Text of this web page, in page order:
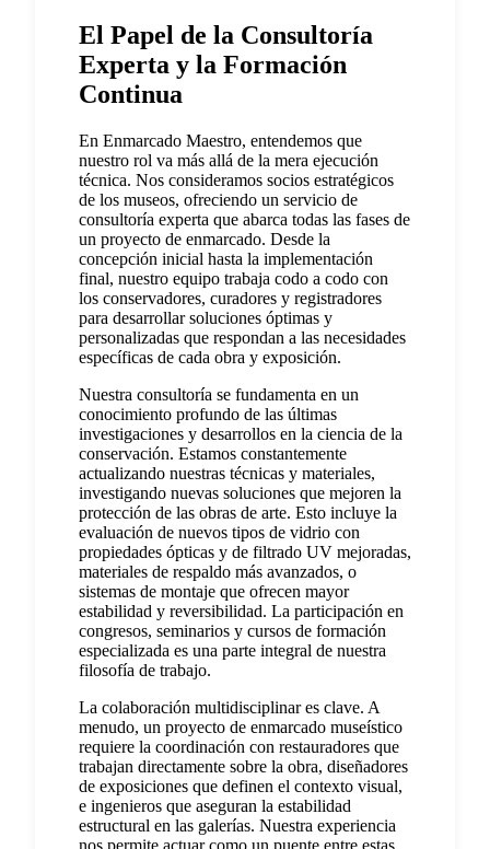
El Papel de la Consultoría
Experta y la Formación
Continua
En Enmarcado Maestro, entendemos que
nuestro rol va más allá de la mera ejecución
técnica. Nos consideramos socios estratégicos
de los museos, ofreciendo un servicio de
consultoría experta que abarca todas las fases de
un proyecto de enmarcado. Desde la
concepción inicial hasta la implementación
final, nuestro equipo trabaja codo a codo con
los conservadores, curadores y registradores
para desarrollar soluciones óptimas y
personalizadas que respondan a las necesidades
específicas de cada obra y exposición.
Nuestra consultoría se fundamenta en un
conocimiento profundo de las últimas
investigaciones y desarrollos en la ciencia de la
conservación. Estamos constantemente
actualizando nuestras técnicas y materiales,
investigando nuevas soluciones que mejoren la
protección de las obras de arte. Esto incluye la
evaluación de nuevos tipos de vidrio con
propiedades ópticas y de filtrado UV mejoradas,
materiales de respaldo más avanzados, o
sistemas de montaje que ofrecen mayor
estabilidad y reversibilidad. La participación en
congresos, seminarios y cursos de formación
especializada es una parte integral de nuestra
filosofía de trabajo.
La colaboración multidisciplinar es clave. A
menudo, un proyecto de enmarcado museístico
requiere la coordinación con restauradores que
trabajan directamente sobre la obra, diseñadores
de exposiciones que definen el contexto visual,
e ingenieros que aseguran la estabilidad
estructural en las galerías. Nuestra experiencia